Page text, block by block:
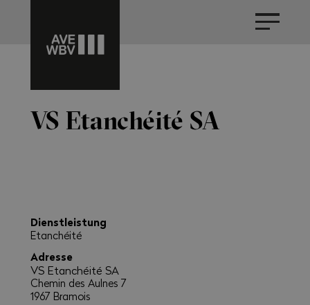
VS Etanchéité SA
Dienstleistung
Etanchéité
Adresse
VS Etanchéité SA
Chemin des Aulnes 7
1967 Bramois